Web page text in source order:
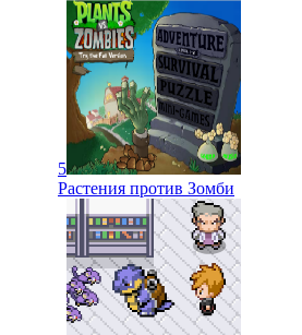
5
Растения против Зомби